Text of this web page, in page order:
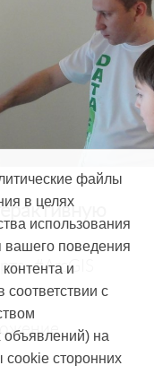
#ArcGIS
файлы
в целях
использования
вашего поведения
и
с
на
сторонних